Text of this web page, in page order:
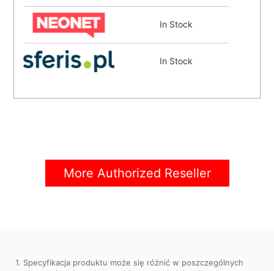
In Stock
In Stock
In Stock
More Authorized Reseller
1. Specyfikacja produktu może się różnić w poszczególnych